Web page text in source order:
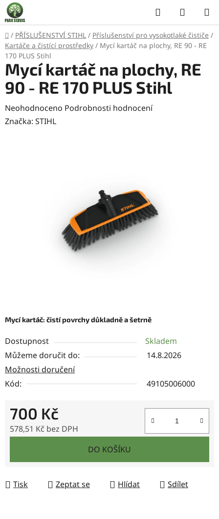
Přejít
na
obsah
Hledat
KOŠÍK
Domů
/ PŘÍSLUŠENSTVÍ STIHL / Příslušenství pro vysokotlaké čističe /
Kartáče a čistící prostředky / Mycí kartáč na plochy, RE 90 - RE
170 PLUS Stihl
Mycí kartáč: čistí povrchy důkladně a šetrně
Dostupnost
Skladem
Můžeme doručit do:
14.8.2026
Možnosti doručení
Kód:
49105006000
700 Kč
578,51 Kč bez DPH
DO KOŠÍKU
Tisk Zeptat se Hlídat Sdílet
Mycí kartáč na plochy, RE
90 - RE 170 PLUS Stihl
Průměrné
hodnocení
Neohodnoceno Podrobnosti hodnocení
Značka: STIHL